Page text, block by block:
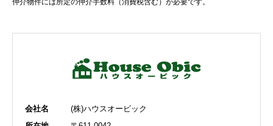
会社名
(株)ハウスオービック